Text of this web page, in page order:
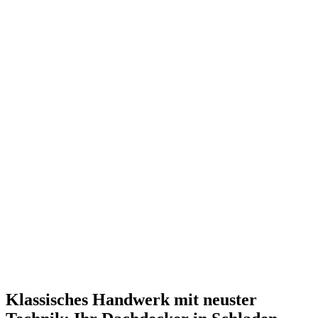
Klassisches Handwerk mit neuster